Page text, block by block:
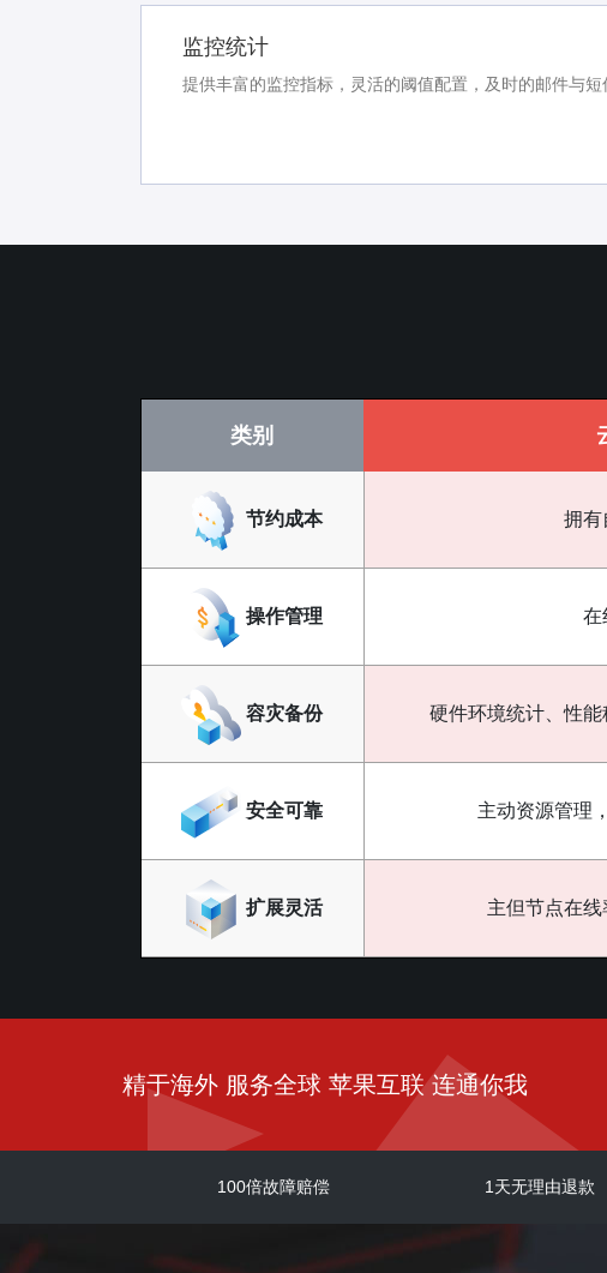
监控统计
提供丰富的监控指标，灵活的阈值配置，及时的邮件与短
类别
节约成本
操作管理
容灾备份
安全可靠
扩展灵活
拥有
在
硬件环境统计、性
主动资源管理
主但节点在
精于海外 服务全球 苹果互联 连通你我
100倍故障赔偿 1天无理由退款